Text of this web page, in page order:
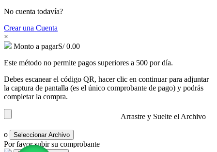
No cuenta todavía?
Crear una Cuenta
×
Monto a pagarS/0.00
Este método no permite pagos superiores a 500 por día.
Debes escanear el código QR, hacer clic en continuar para adjuntar
la captura de pantalla (es el único comprobante de pago) y podrás
completar la compra.
Arrastre y Suelte el Archivo
o Seleccionar Archivo
Por favor subir su comprobante